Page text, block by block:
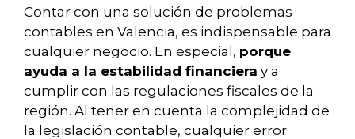
Contar con una solución de problemas
contables en Valencia, es indispensable para
cualquier negocio. En especial, porque
ayuda a la estabilidad financiera y a
cumplir con las regulaciones fiscales de la
región. Al tener en cuenta la complejidad de
la legislación contable, cualquier error